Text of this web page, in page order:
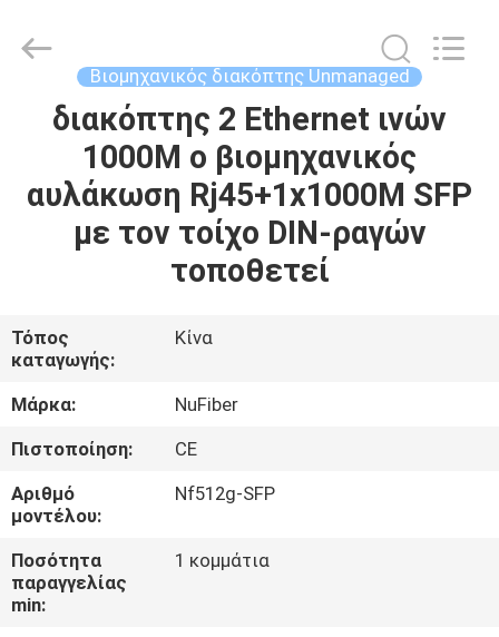
ΣΠΊΤΙ
ΠΡΟΪΌΝΤΑ
ΠΕΡΊΠΟΥ
ΓΎΡΟΣ
ΕΡΓΟΣΤΑΣΊΩΝ
ΠΟΙΟΤΙΚΌΣ
ΈΛΕΓΧΟΣ
ΜΑΣ
Co.,Ltd.
Βιομηχανικός διακόπτης Unmanaged
διακόπτης 2 Ethernet ινών
1000M ο βιομηχανικός
αυλάκωση Rj45+1x1000M SFP
με τον τοίχο DIN-ραγών
τοποθετεί
Τόπος
καταγωγής:
Κίνα
Μάρκα:
NuFiber
Πιστοποίηση:
CE
Αριθμό
μοντέλου:
Nf512g-SFP
Ποσότητα
παραγγελίας
min:
1 κομμάτια